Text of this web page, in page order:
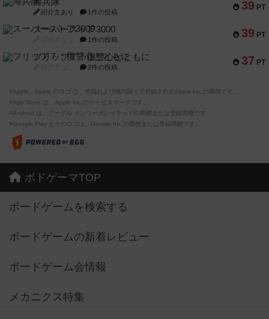
39 PT
紹介文あり 1件の投稿
39 PT
スーパーストア3000
1件の投稿
37 PT
フリップ７：復讐心とともに
2件の投稿
※Apple、Apple のロゴ は、米国および他の国々で登録されたApple Inc.の商標です。
※App Store は、Apple Inc.のサービスマークです。
※Android は、グーグル インコーポレイテッドの商標または登録商標です。
※Google Play とそのロゴは、Google Inc.の商標または登録商標です。
ボドゲーマTOP
ボードゲームを検索する
ボードゲームの新着レビュー
ボードゲーム会情報
メカニクス特集